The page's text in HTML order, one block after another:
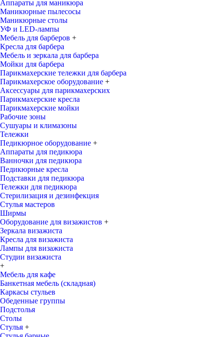
Аппараты для маникюра
Маникюрные пылесосы
Маникюрные столы
УФ и LED-лампы
Мебель для барберов +
Кресла для барбера
Мебель и зеркала для барбера
Мойки для барбера
Парикмахерские тележки для барбера
Парикмахерское оборудование +
Аксессуары для парикмахерских
Парикмахерские кресла
Парикмахерские мойки
Рабочие зоны
Сушуары и климазоны
Тележки
Педикюрное оборудование +
Аппараты для педикюра
Ванночки для педикюра
Педикюрные кресла
Подставки для педикюра
Тележки для педикюра
Стерилизация и дезинфекция
Стулья мастеров
Ширмы
Оборудование для визажистов +
Зеркала визажиста
Кресла для визажиста
Лампы для визажиста
Студии визажиста
+
Мебель для кафе
Банкетная мебель (складная)
Каркасы стульев
Обеденные группы
Подстолья
Столы
Стулья +